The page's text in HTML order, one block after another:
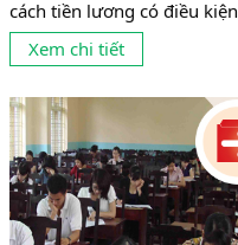
cách tiền lương có điều
trưởng Nội vụ, đại biểu
Long) cho rằng, nhân viên
Xem chi tiết